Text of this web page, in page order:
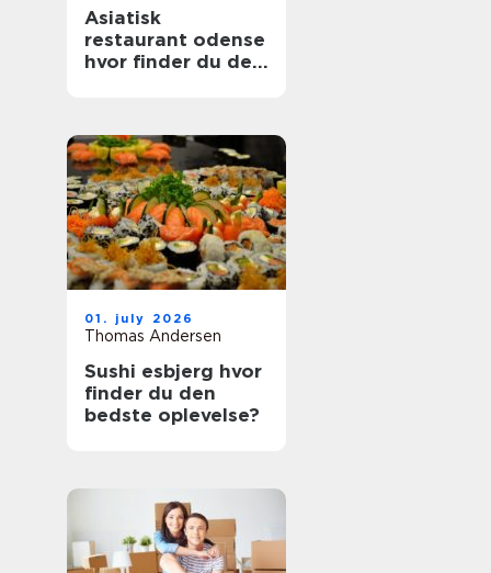
Asiatisk
restaurant odense
hvor finder du de
01. july 2026
Thomas Andersen
Sushi esbjerg hvor
finder du den
bedste oplevelse?